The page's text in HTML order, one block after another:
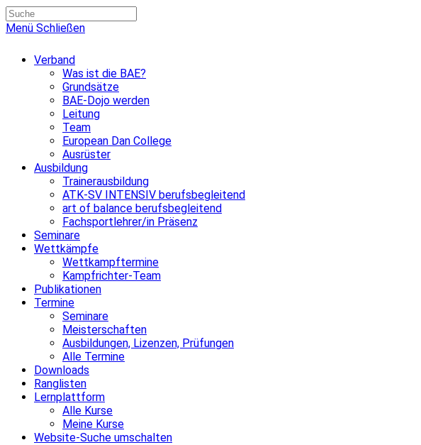
Menü Schließen
Verband
Was ist die BAE?
Grundsätze
BAE-Dojo werden
Leitung
Team
European Dan College
Ausrüster
Ausbildung
Trainerausbildung
ATK-SV INTENSIV berufsbegleitend
art of balance berufsbegleitend
Fachsportlehrer/in Präsenz
Seminare
Wettkämpfe
Wettkampftermine
Kampfrichter-Team
Publikationen
Termine
Seminare
Meisterschaften
Ausbildungen, Lizenzen, Prüfungen
Alle Termine
Downloads
Ranglisten
Lernplattform
Alle Kurse
Meine Kurse
Website-Suche umschalten